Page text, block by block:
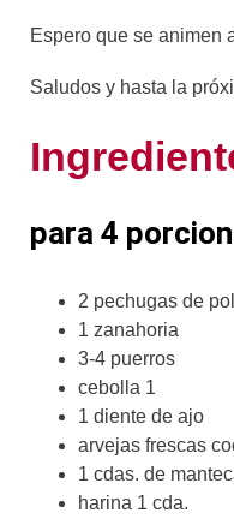
Espero que se animen
Saludos y hasta la
para 4
2 pechugas de
1 zanahoria
3-4 puerros
cebolla 1
1 diente de ajo
arvejas frescas
1 cdas. de
harina 1 cda.